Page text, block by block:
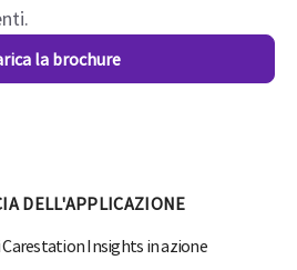
la brochure
DELL'APPLICAZIONE
Carestation Insights in azione